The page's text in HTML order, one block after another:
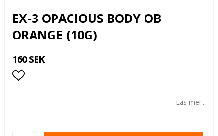
EX-3 OPACIOUS BODY OB
ORANGE (10G)
160 SEK
Läs mer...